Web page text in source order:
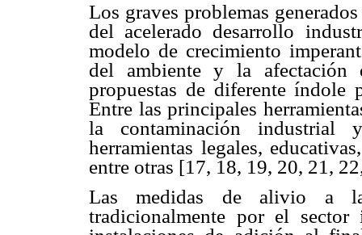
Los graves problemas
del acelerado desarrollo
modelo de crecimiento
del ambiente y la afectación
propuestas de diferente
Entre las principales
la contaminación industrial
herramientas legales,
entre otras [17, 18, 19, 20, 21,
Las medidas de alivio a la
tradicionalmente por el sector